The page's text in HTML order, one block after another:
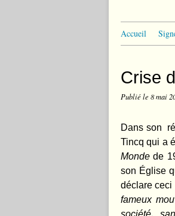
Accueil
Crise
Publié le 8 mai
Dans son
Tincq qui a
Mondede
son Église
déclare ceci
fameux
société,